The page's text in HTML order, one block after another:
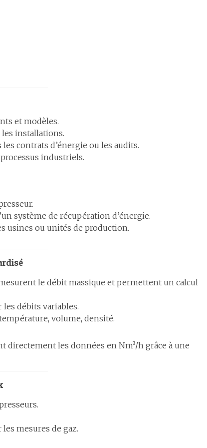
et modèles.
installations.
contrats d’énergie ou les audits.
industriels.
système de récupération d’énergie.
usines ou unités de production.
le débit massique et permettent un calcul
les débits variables.
volume, densité.
directement les données en Nm³/h grâce à une
mesures de gaz.